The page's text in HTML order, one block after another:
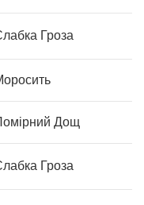
Гроза
Дощ
Гроза